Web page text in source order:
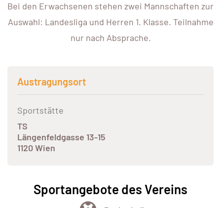
Bei den Erwachsenen stehen zwei Mannschaften zur
Auswahl: Landesliga und Herren 1. Klasse. Teilnahme
nur nach Absprache.
Austragungsort
Sportstätte
TS
Längenfeldgasse 13-15
1120 Wien
Sportangebote des Vereins